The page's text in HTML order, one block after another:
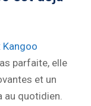
Kangoo
parfaite, elle
et un
au quotidien.